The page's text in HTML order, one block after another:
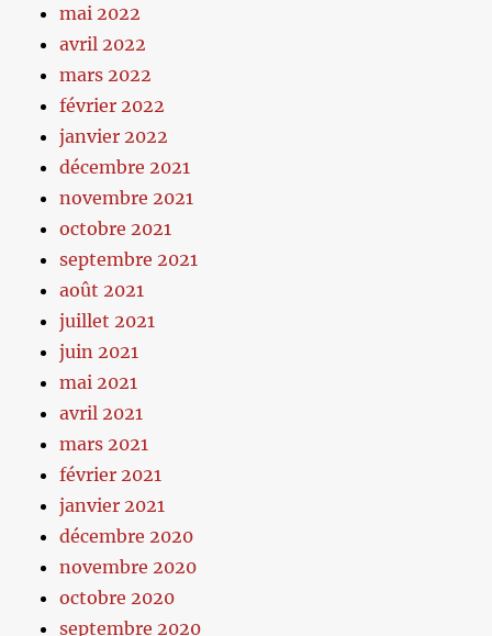
mai 2022
avril 2022
mars 2022
février 2022
janvier 2022
décembre 2021
novembre 2021
octobre 2021
septembre 2021
août 2021
juillet 2021
juin 2021
mai 2021
avril 2021
mars 2021
février 2021
janvier 2021
décembre 2020
novembre 2020
octobre 2020
septembre 2020